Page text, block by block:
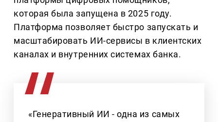
которая была запущена в 2025 году.
Платформа позволяет быстро запускать и
масштабировать ИИ-сервисы в клиентских
каналах и внутренних системах банка.
«Генеративный ИИ - одна из самых